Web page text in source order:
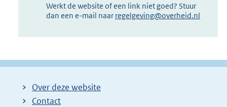
Werkt de website of een link niet goed? Stuur
dan een e-mail naar regelgeving@overheid.nl
Over deze website
Contact